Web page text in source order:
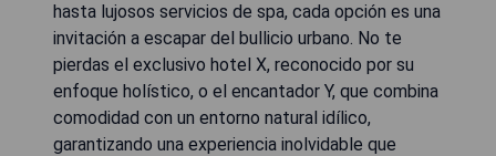
hasta lujosos servicios de spa, cada opción es una
invitación a escapar del bullicio urbano. No te
pierdas el exclusivo hotel X, reconocido por su
enfoque holístico, o el encantador Y, que combina
comodidad con un entorno natural idílico,
garantizando una experiencia inolvidable que